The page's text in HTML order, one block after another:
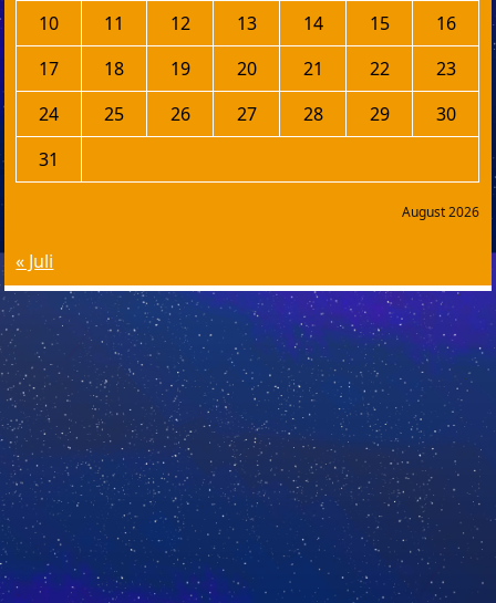
August 2026
10
11 12 13 14 15
16
17
18 19 20 21 22
23
24
25 26 27 28 29
30
31
« Juli